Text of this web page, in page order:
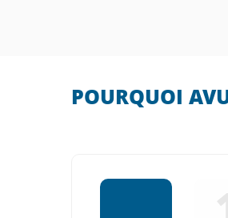
POURQUOI